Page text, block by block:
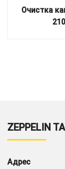
Очистка
ZEPPELIN
Адрес